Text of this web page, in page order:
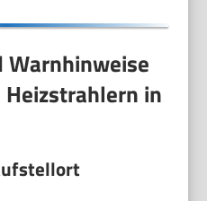
Warnhinweise
in